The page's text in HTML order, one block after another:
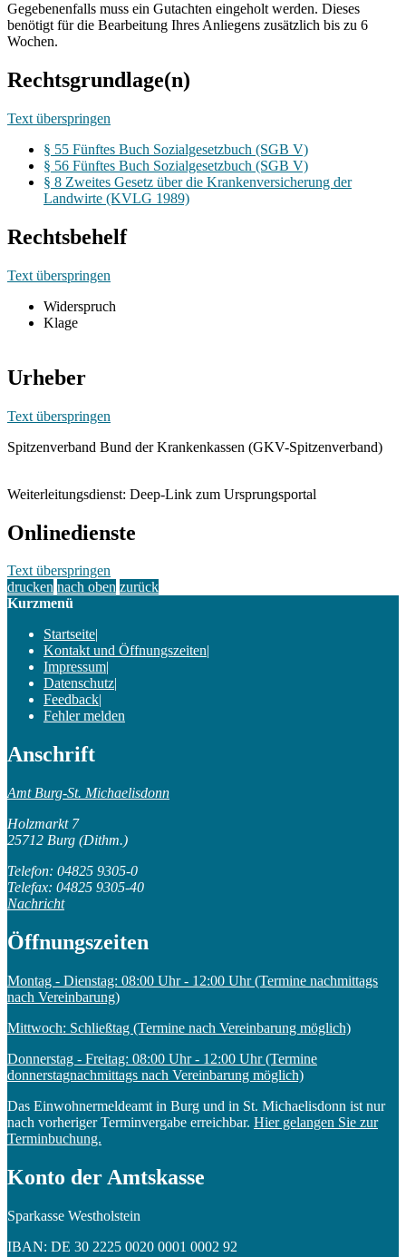
Gegebenenfalls muss ein Gutachten eingeholt werden. Dieses
benötigt für die Bearbeitung Ihres Anliegens zusätzlich bis zu 6
Wochen.
Rechtsgrundlage(n)
Text überspringen
§ 55 Fünftes Buch Sozialgesetzbuch (SGB V)
§ 56 Fünftes Buch Sozialgesetzbuch (SGB V)
§ 8 Zweites Gesetz über die Krankenversicherung der
Landwirte (KVLG 1989)
Rechtsbehelf
Text überspringen
Widerspruch
Klage
Urheber
Text überspringen
Spitzenverband Bund der Krankenkassen (GKV-Spitzenverband)
Weiterleitungsdienst: Deep-Link zum Ursprungsportal
Onlinedienste
Text überspringen
drucken nach oben zurück
Kurzmenü
Startseite|
Kontakt und Öffnungszeiten|
Impressum|
Datenschutz|
Feedback|
Fehler melden
Anschrift
Amt Burg-St. Michaelisdonn
Holzmarkt 7
25712 Burg (Dithm.)
Telefon: 04825 9305-0
Telefax: 04825 9305-40
Nachricht
Öffnungszeiten
Montag - Dienstag: 08:00 Uhr - 12:00 Uhr (Termine nachmittags
nach Vereinbarung)
Mittwoch: Schließtag (Termine nach Vereinbarung möglich)
Donnerstag - Freitag: 08:00 Uhr - 12:00 Uhr (Termine
donnerstagnachmittags nach Vereinbarung möglich)
Das Einwohnermeldeamt in Burg und in St. Michaelisdonn ist nur
nach vorheriger Terminvergabe erreichbar. Hier gelangen Sie zur
Terminbuchung.
Konto der Amtskasse
Sparkasse Westholstein
IBAN: DE 30 2225 0020 0001 0002 92